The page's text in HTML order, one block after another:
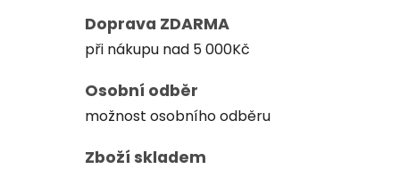
Doprava ZDARMA
při nákupu nad 5 000Kč
Osobní odběr
možnost osobního odběru
Zboží skladem